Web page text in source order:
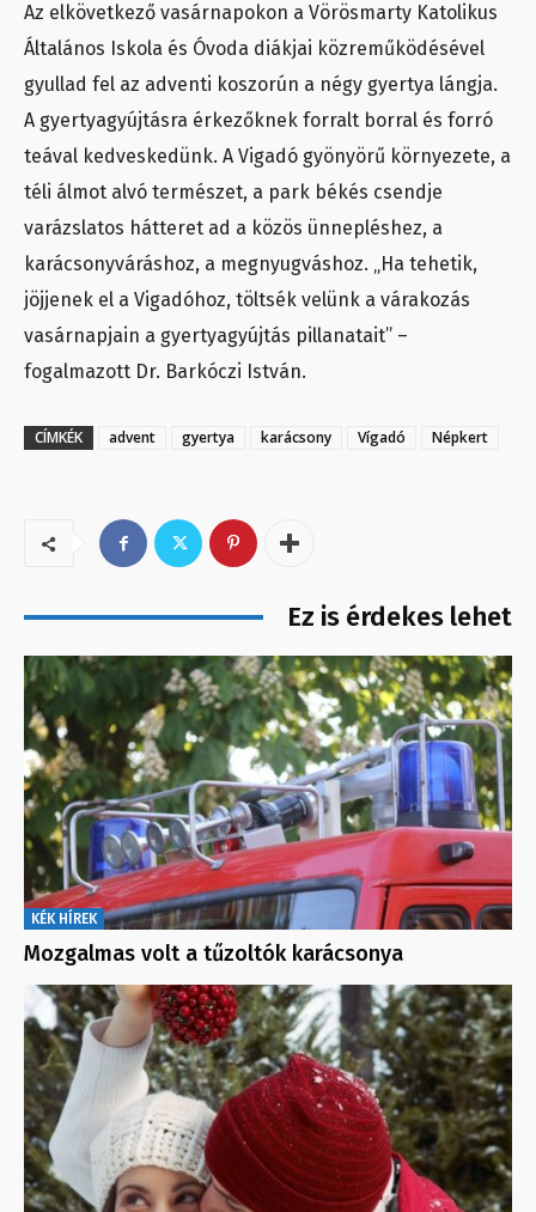
Az elkövetkező vasárnapokon a Vörösmarty Katolikus
Általános Iskola és Óvoda diákjai közreműködésével
gyullad fel az adventi koszorún a négy gyertya lángja.
A gyertyagyújtásra érkezőknek forralt borral és forró
teával kedveskedünk. A Vigadó gyönyörű környezete, a
téli álmot alvó természet, a park békés csendje
varázslatos hátteret ad a közös ünnepléshez, a
karácsonyváráshoz, a megnyugváshoz. „Ha tehetik,
jöjjenek el a Vigadóhoz, töltsék velünk a várakozás
vasárnapjain a gyertyagyújtás pillanatait” –
fogalmazott Dr. Barkóczi István.
CÍMKÉK advent gyertya karácsony Vígadó Népkert
Ez is érdekes lehet
KÉK HÍREK
Mozgalmas volt a tűzoltók karácsonya